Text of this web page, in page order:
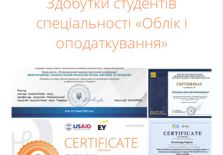
спеціальності «Облік і
оподаткування»